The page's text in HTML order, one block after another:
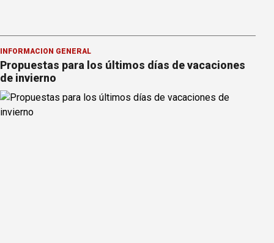
INFORMACION GENERAL
Propuestas para los últimos días de vacaciones
de invierno